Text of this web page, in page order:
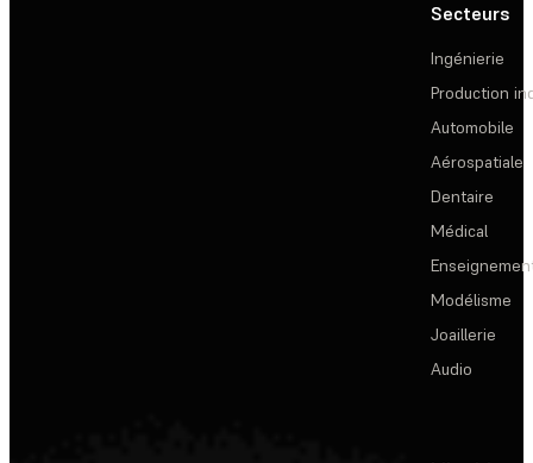
Secteurs
Ingénierie
Production
Automobile
Aérospatiale
Dentaire
Médical
Modélisme
Joaillerie
Audio